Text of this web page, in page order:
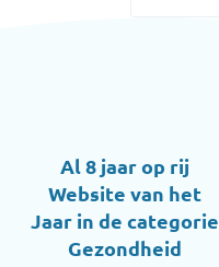
Al 8 jaar op rij
Website van het
Jaar in de categorie
Gezondheid